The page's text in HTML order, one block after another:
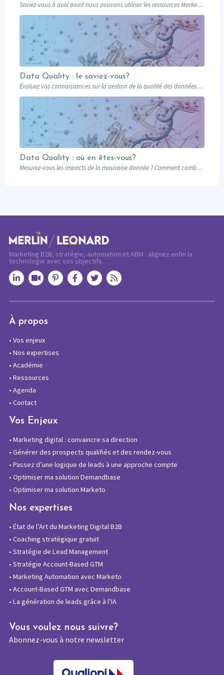
Saviez-vous à quel point nous pouvons utiliser les ressources Marketo pour livrer une expérience…
Data Quality : le saviez-vous?
Évaluez vos connaissances sur la gestion de la qualité des données. Savez-vous pourquoi il…
Data Quality : où en êtes-vous?
Mesurez-vous les impacts de la mauvaise donnée ? Comment combattez-vous l’hydre de la mauvaise…
Marketing B2B, stratégie, automation et ABM : alignez enfin la
technologie avec vos objectifs.
À propos
• Vos enjeux
• Nos expertises
• Académie
• Ressources
• Agenda
• Contact
Vos Enjeux
• Marketing digital : convaincre sa direction
• Générer des prospects qualifiés et des rendez-vous
• Passez d’une logique de leads à une approche compte
• Optimiser ma solution Demandbase
• Optimiser ma solution Marketo
Nos expertises
• État de l’Art du Marketing Digital B2B
• Coaching stratégique gratuit
• Stratégie de Lead Management
• Stratégie Account-Based GTM
• Marketing Automation avec Marketo
• Account-Based GTM avec Demandbase
• La génération de leads grâce à l’IA
Vous voulez nous suivre?
Abonnez-vous à notre newsletter